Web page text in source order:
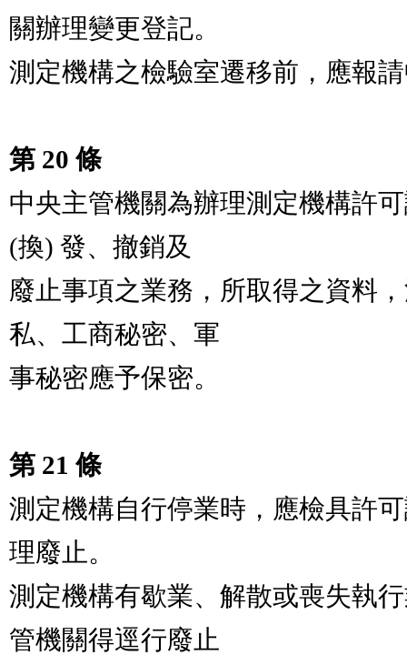
關辦理變更登
測定機構之檢驗室遷移前，應報
第 20 條
中央主管機關為辦理測定機構許
(換) 發、撤銷及
廢止事項之業務，所取得之資料
私、工商秘密、軍
事秘密應予保密。
第 21 條
測定機構自行停業時，應檢具許
理廢止。
測定機構有歇業、解散或喪失執
管機關得逕行廢止